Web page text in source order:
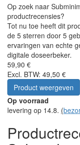
Op zoek naar
productrecensies?
Tot nu toe heeft dit
de 5 sterren door 5
ervaringen van echte
digitale doseerbeker.
59,90 €
Excl. BTW: 49,50 €
Product weergeven
Op voorraad
levering op 14.8. (